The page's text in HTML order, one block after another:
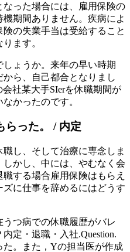
った場合には、雇用保険の
期間ありません。疾病によ
の失業手当は受給すること
ます。
ょうか。来年の早い時期
ら、自己都合となりまし
社某大手SIerを休職期間が
かったのです。
らった。 / 内定
し、そして治療に専念しま
かし、中には、やむなく会
する場合雇用保険はもらえ
に仕事を辞めるにはどうす
つ病での休職履歴がバレ
定・退職・入社.Question.
。また，Yの担当医が作成